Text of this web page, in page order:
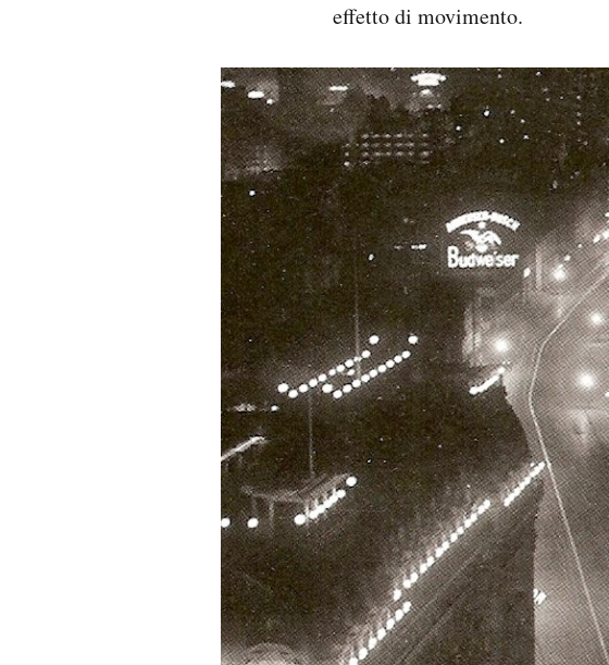
effetto di movimento.